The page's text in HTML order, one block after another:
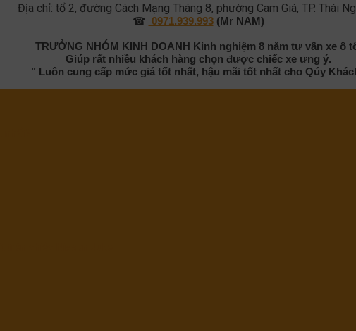
Địa chỉ: tổ 2, đường Cách Mạng Tháng 8, phường Cam Giá, TP. Thái
☎ 0971.939.993(Mr NAM)
TRƯỞNG NHÓM KINH DOANH Kinh nghiệm 8 năm tư vấn xe ô
Giúp rất nhiều khách hàng chọn được chiếc xe ưng ý.
" Luôn cung cấp mức giá tốt nhất, hậu mãi tốt nhất cho Qúy